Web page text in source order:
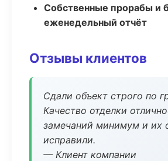
Собственные прорабы и
еженедельный отчёт
Отзывы клиентов
Сдали объект строго по
Качество отделки
замечаний минимум и их
исправили.
— Клиент компании